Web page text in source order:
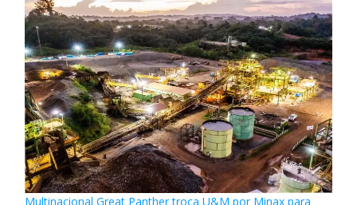
Multinacional Great Panther troca U&M por Minax para